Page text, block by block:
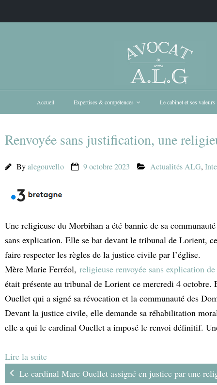
Accueil Expertises & compétences Le cabinet et ses valeurs
Renvoyée sans justification, une
Byalegouvello 9 octobre 2023 Actualités ALG,
Une religieuse du Morbihan a été bannie de sa
sans explication. Elle se bat devant le tribunal de Lorient,
faire respecter les règles de la justice civile par l’église.
Mère Marie Ferréol, religieuse renvoyée sans explication
était présente au tribunal de Lorient ce mercredi 4
Ouellet qui a signé sa révocation et la communauté des
Devant la justice civile, elle demande sa réhabilitation
elle a qui le cardinal Ouellet a imposé le renvoi définitif.
Lire la suite
Le cardinal Marc Ouellet assigné en justice par une